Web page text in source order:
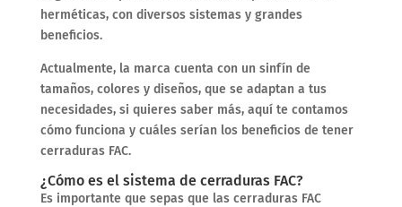
herméticas, con diversos sistemas y grandes
beneficios.
Actualmente, la marca cuenta con un sinfín de
tamaños, colores y diseños, que se adaptan a tus
necesidades, si quieres saber más, aquí te contamos
cómo funciona y cuáles serían los beneficios de tener
cerraduras FAC.
¿Cómo es el sistema de cerraduras FAC?
Es importante que sepas que las cerraduras FAC